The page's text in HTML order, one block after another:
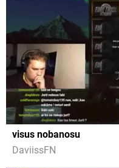
visus nobanosu
DaviissFN